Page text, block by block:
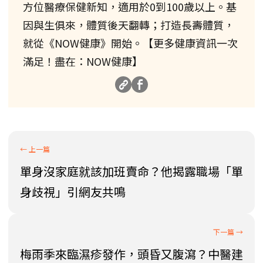
方位醫療保健新知，適用於0到100歲以上。基
因與生俱來，體質後天翻轉；打造長壽體質，
就從《NOW健康》開始。【更多健康資訊一次
滿足！盡在：NOW健康】
單身沒家庭就該加班賣命？他揭露職場「單
身歧視」引網友共鳴
梅雨季來臨濕疹發作，頭昏又腹瀉？中醫建